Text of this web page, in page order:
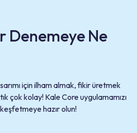
Denemeye Ne
için ilham almak, fikir üretmek
çok kolay! Kale Core uygulamamızı
hazır olun!